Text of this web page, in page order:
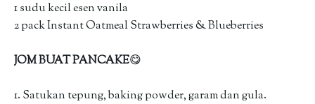
1 sudu kecil esen vanila
2 pack Instant Oatmeal Strawberries & Blueberries
JOM BUAT PANCAKE😋
1. Satukan tepung, baking powder, garam dan gula.